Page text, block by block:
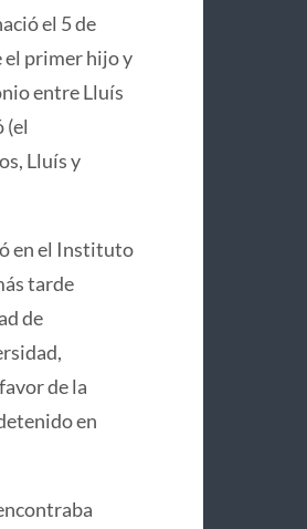
el 5 de
el primer hijo y
entre Lluís
(el
Lluís y
en el Instituto
tarde
de
de la
en